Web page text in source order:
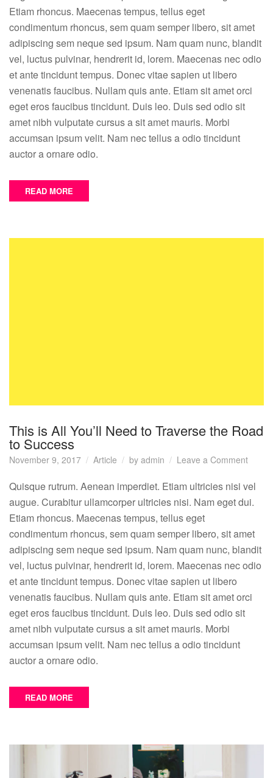
team
Etiam rhoncus. Maecenas tempus, tellus eget
condimentum rhoncus, sem quam semper libero, sit amet
adipiscing sem neque sed ipsum. Nam quam nunc, blandit
vel, luctus pulvinar, hendrerit id, lorem. Maecenas nec odio
et ante tincidunt tempus. Donec vitae sapien ut libero
venenatis faucibus. Nullam quis ante. Etiam sit amet orci
eget eros faucibus tincidunt. Duis leo. Duis sed odio sit
amet nibh vulputate cursus a sit amet mauris. Morbi
accumsan ipsum velit. Nam nec tellus a odio tincidunt
auctor a ornare odio.
READ MORE
This is All You’ll Need to Traverse the Road
to Success
November 9, 2017 Article by admin Leave a Commenton
is
All
You’ll
to
the
Quisque rutrum. Aenean imperdiet. Etiam ultricies nisi vel
augue. Curabitur ullamcorper ultricies nisi. Nam eget dui.
Etiam rhoncus. Maecenas tempus, tellus eget
condimentum rhoncus, sem quam semper libero, sit amet
adipiscing sem neque sed ipsum. Nam quam nunc, blandit
vel, luctus pulvinar, hendrerit id, lorem. Maecenas nec odio
et ante tincidunt tempus. Donec vitae sapien ut libero
venenatis faucibus. Nullam quis ante. Etiam sit amet orci
eget eros faucibus tincidunt. Duis leo. Duis sed odio sit
amet nibh vulputate cursus a sit amet mauris. Morbi
accumsan ipsum velit. Nam nec tellus a odio tincidunt
auctor a ornare odio.
READ MORE